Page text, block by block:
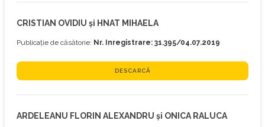
CRISTIAN OVIDIU și HNAT MIHAELA
Publicație de căsătorie: Nr. Inregistrare: 31.395/04.07.2019
DESCARCĂ
ARDELEANU FLORIN ALEXANDRU și ONICA RALUCA